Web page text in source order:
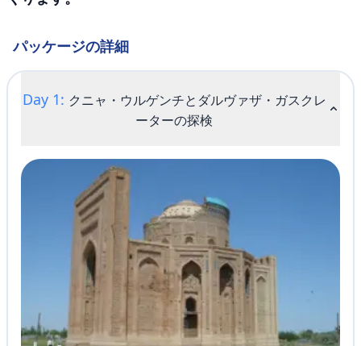
パッケージの詳細
Day 1: クニャ・ウルゲンチとダルヴァザ・ガスクレ
ーターの探検